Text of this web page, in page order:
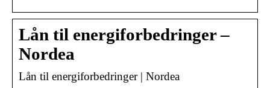
Lån til energiforbedringer –
Nordea
Lån til energiforbedringer | Nordea